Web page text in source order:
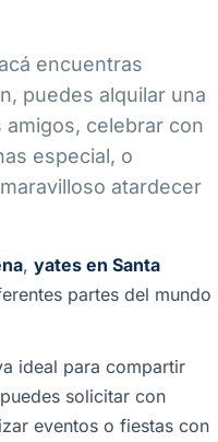
encuentras
puedes alquilar una
celebrar con
especial, o
atardecer
, yates en Santa
partes del mundo
ideal para compartir
solicitar con
eventos o fiestas con